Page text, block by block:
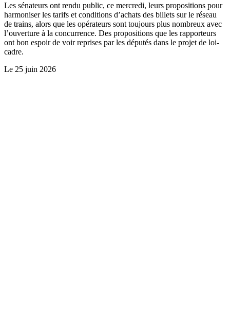
Les sénateurs ont rendu public, ce mercredi, leurs propositions pour
harmoniser les tarifs et conditions d’achats des billets sur le réseau
de trains, alors que les opérateurs sont toujours plus nombreux avec
l’ouverture à la concurrence. Des propositions que les rapporteurs
ont bon espoir de voir reprises par les députés dans le projet de loi-
cadre.
Le 25 juin 2026